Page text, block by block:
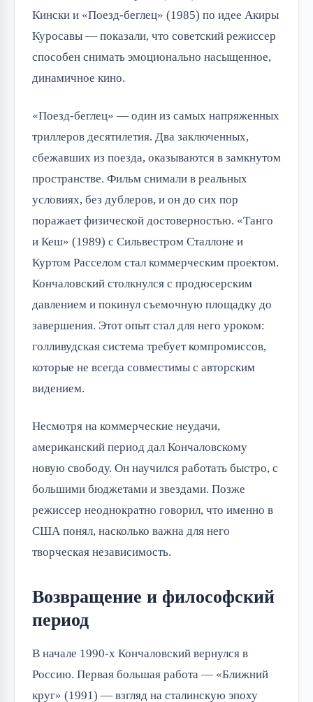
Кински и «Поезд-беглец» (1985) по идее Акиры
Куросавы — показали, что советский режиссер
способен снимать эмоционально насыщенное,
динамичное кино.
«Поезд-беглец» — один из самых напряженных
триллеров десятилетия. Два заключенных,
сбежавших из поезда, оказываются в замкнутом
пространстве. Фильм снимали в реальных
условиях, без дублеров, и он до сих пор
поражает физической достоверностью. «Танго
и Кеш» (1989) с Сильвестром Сталлоне и
Куртом Расселом стал коммерческим проектом.
Кончаловский столкнулся с продюсерским
давлением и покинул съемочную площадку до
завершения. Этот опыт стал для него уроком:
голливудская система требует компромиссов,
которые не всегда совместимы с авторским
видением.
Несмотря на коммерческие неудачи,
американский период дал Кончаловскому
новую свободу. Он научился работать быстро, с
большими бюджетами и звездами. Позже
режиссер неоднократно говорил, что именно в
США понял, насколько важна для него
творческая независимость.
Возвращение и философский
период
В начале 1990-х Кончаловский вернулся в
Россию. Первая большая работа — «Ближний
круг» (1991) — взгляд на сталинскую эпоху